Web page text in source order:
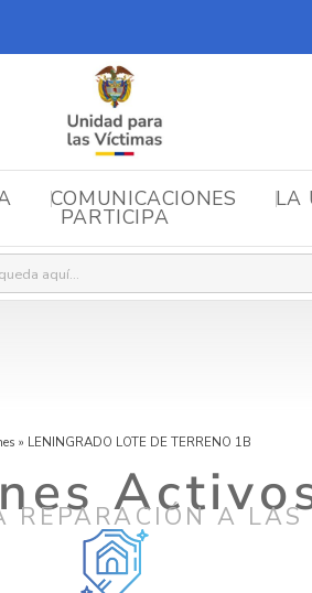
COMUNICACIONES LA
PARTICIPA
» LENINGRADO LOTE DE TERRENO 1B
REPARACIÓN A